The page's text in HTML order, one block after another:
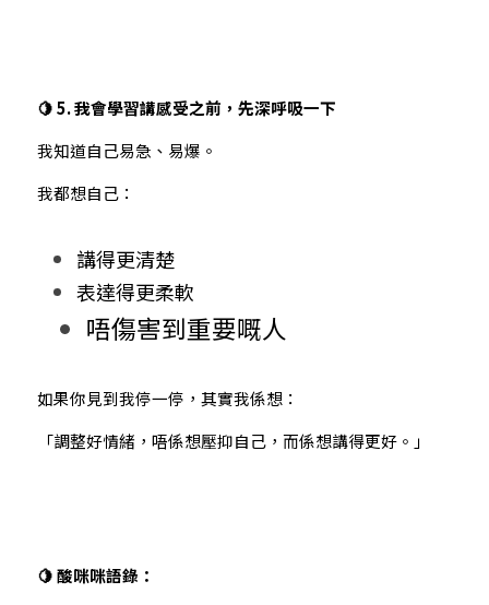
🍋 5. 我會學習講感受之前，先深呼吸一下
我知道自己易急、易爆。
我都想自己：
講得更清楚
表達得更柔軟
唔傷害到重要嘅人
如果你見到我停一停，其實我係想：
「調整好情緒，唔係想壓抑自己，而係想講得更好。」
🍋 酸咪咪語錄：